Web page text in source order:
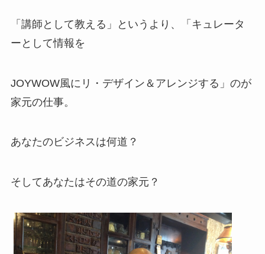
「講師として教える」というより、「キュレータ
ーとして情報を
JOYWOW風にリ・デザイン＆アレンジする」のが
家元の仕事。
あなたのビジネスは何道？
そしてあなたはその道の家元？